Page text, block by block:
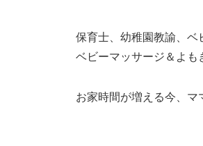
保育士、幼稚園教諭、ベ
ベビーマッサージ＆よも
お家時間が増える今、